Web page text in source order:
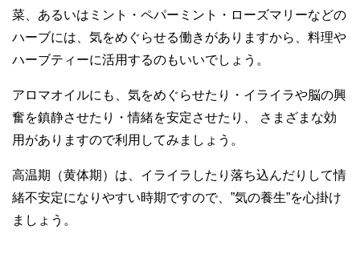
菜、あるいはミント・ペパーミント・ローズマリーなどの
ハーブには、気をめぐらせる働きがありますから、料理や
ハーブティーに活用するのもいいでしょう。
アロマオイルにも、気をめぐらせたり・イライラや脳の興
奮を鎮静させたり・情緒を安定させたり、 さまざまな効
用がありますので利用してみましょう。
高温期（黄体期）は、イライラしたり落ち込んだりして情
緒不安定になりやすい時期ですので、”気の養生”を心掛け
ましょう。